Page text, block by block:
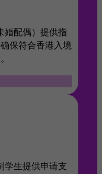
婚配偶）提供指
保符合香港入境
学生提供申请支